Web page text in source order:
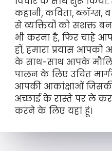
कहानी, कविता, ब्लॉग्स,
से व्यक्तियों को सशक्त
भी करना है, फिर चाहे
हों, हमारा प्रयास आपको
के साथ-साथ आपके
पालन के लिए उचित
आपकी आकांक्षाओं
अच्छाई के रास्ते पर ले
करने के लिए यहां हूं।